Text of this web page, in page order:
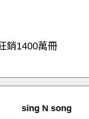
銷1400萬冊
sing N song